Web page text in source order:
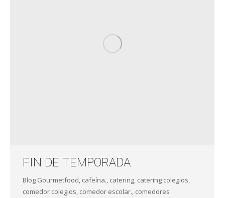
FIN DE TEMPORADA
Blog Gourmetfood, cafeína., catering, catering colegios,
comedor colegios, comedor escolar., comedores